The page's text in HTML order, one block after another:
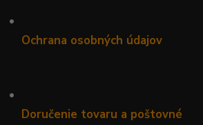
•
Ochrana osobných údajov
•
Doručenie tovaru a poštovné